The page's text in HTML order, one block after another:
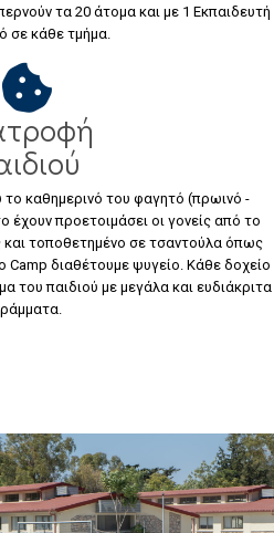
τα 20 άτομα και με 1 Εκπαιδευτή
σε κάθε τμήμα.
το καθημερινό του φαγητό (πρωινό -
έχουν προετοιμάσει οι γονείς από το
και τοποθετημένο σε τσαντούλα όπως
Camp διαθέτουμε ψυγείο. Κάθε δοχείο
του παιδιού με μεγάλα και ευδιάκριτα